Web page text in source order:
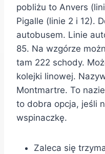
pobliżu to Anvers
Pigalle (linie 2 i 12).
autobusem. Linie
85. Na wzgórze
tam 222 schody.
kolejki linowej.
Montmartre. To
to dobra opcja, jeśli
wspinaczkę.
Zaleca się